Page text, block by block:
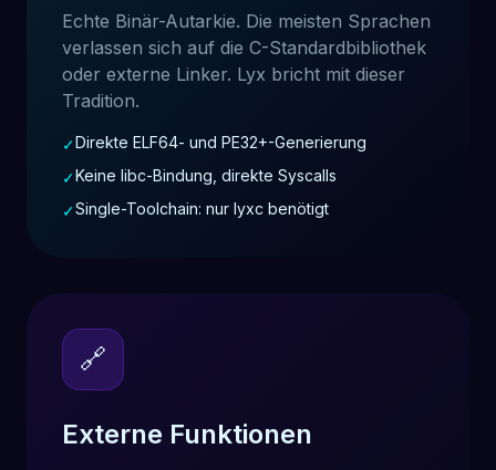
Echte Binär-Autarkie. Die meisten Sprachen
verlassen sich auf die C-Standardbibliothek
oder externe Linker. Lyx bricht mit dieser
Tradition.
✓Direkte ELF64- und PE32+-Generierung
✓Keine libc-Bindung, direkte Syscalls
✓Single-Toolchain: nur lyxc benötigt
🔗
Externe Funktionen